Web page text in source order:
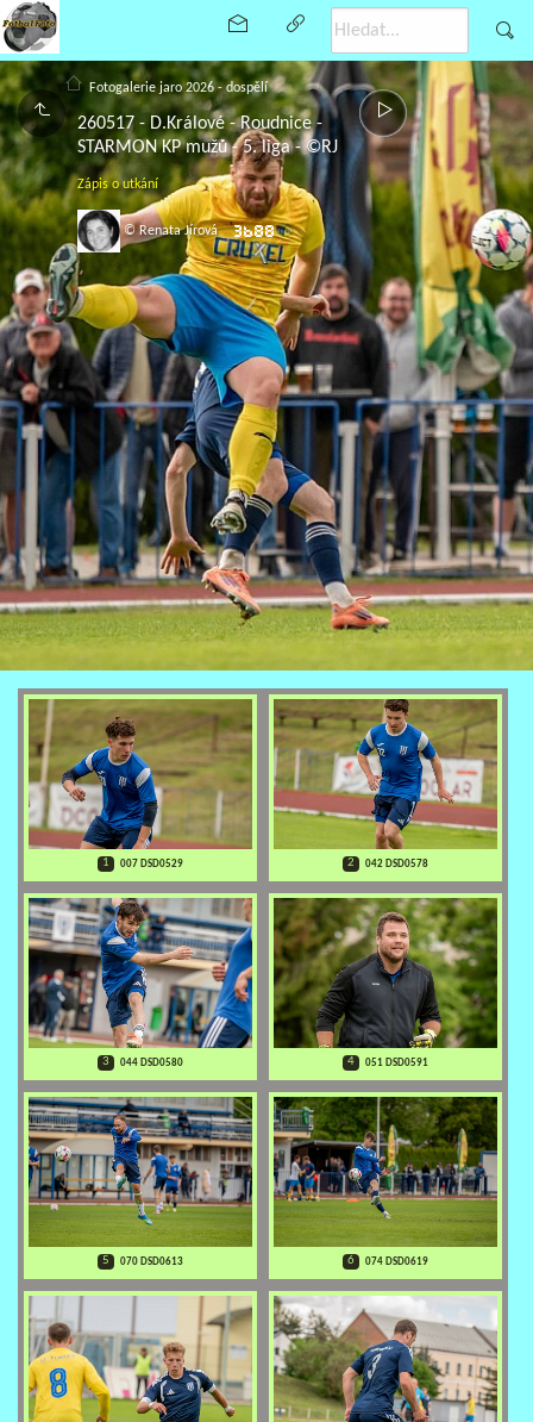
Fotogalerie jaro 2026 - dospělí
260517 - D.Králové - Roudnice -
STARMON KP mužů - 5. liga - ©RJ
Zápis o utkání
© Renata Jírová
1 007 DSD0529 2 042 DSD0578
3 044 DSD0580 4 051 DSD0591
5 070 DSD0613 6 074 DSD0619